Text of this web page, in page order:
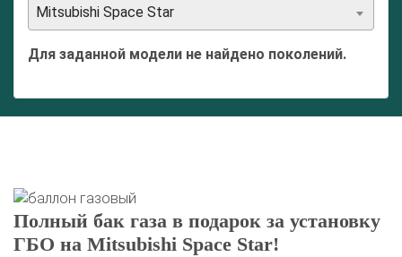
Mitsubishi Space Star
Для заданной модели не найдено поколений.
Полный бак газа в подарок за установку
ГБО на Mitsubishi Space Star!